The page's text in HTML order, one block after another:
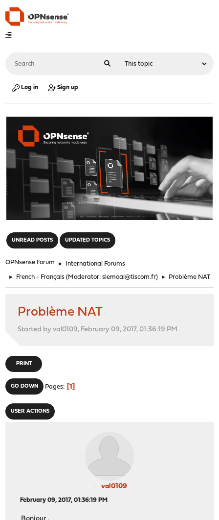
Log in Sign up
UNREAD POSTS UPDATED TOPICS
OPNsense Forum ► International Forums
► French - Français (Moderator:slemoal@tiscom.fr) ► Problème NAT
Problème NAT
Started by val0109, February 09, 2017, 01:36:19 PM
PRINT
GO DOWN Pages 1
USER ACTIONS
val0109
February 09, 2017, 01:36:19 PM